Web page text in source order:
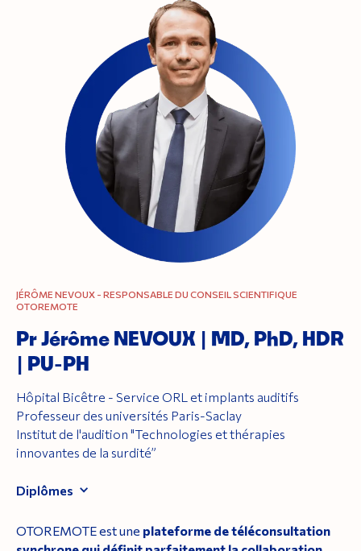
JÉRÔME NEVOUX - RESPONSABLE DU CONSEIL SCIENTIFIQUE
OTOREMOTE
Pr Jérôme NEVOUX | MD, PhD, HDR
| PU-PH
Hôpital Bicêtre - Service ORL et implants auditifs
Professeur des universités Paris-Saclay
Institut de l'audition "Technologies et thérapies
innovantes de la surdité”
Diplômes
OTOREMOTE est une plateforme de téléconsultation